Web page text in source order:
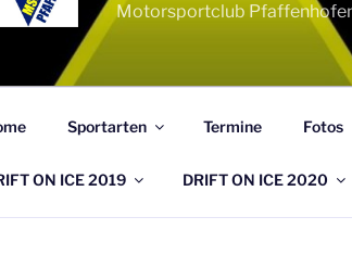
Motorsportclub
Sportarten Termine Fotos
ON ICE 2019 DRIFT ON ICE 2020